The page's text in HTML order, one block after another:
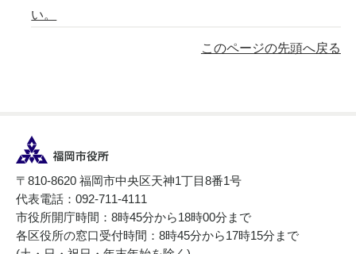
い。
このページの先頭へ戻る
〒810-8620 福岡市中央区天神1丁目8番1号
代表電話：092-711-4111
市役所開庁時間：8時45分から18時00分まで
各区役所の窓口受付時間：8時45分から17時15分まで